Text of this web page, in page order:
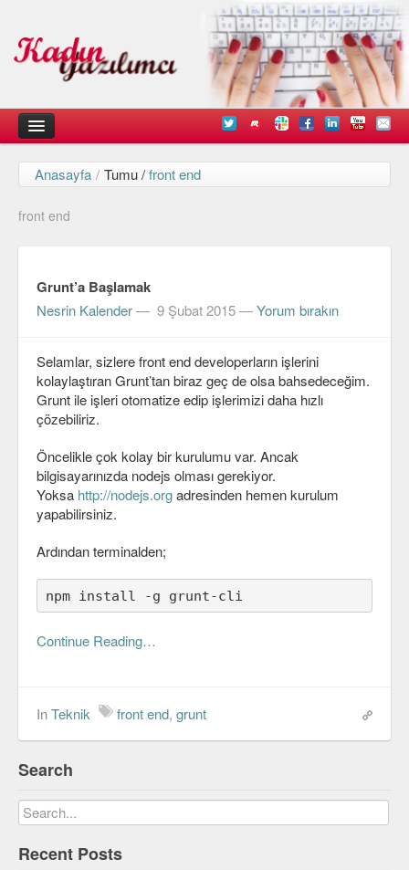
Kadın
Duyurular
Düşündüklerimiz
Arayüz Tasarımı
Diller
Java
Javascript
PHP
Python
Scala
Güvenlik
Android
Linux
Anasayfa / Tumu /front end
front end
Grunt’a Başlamak
Nesrin Kalender— 9 Şubat 2015—Yorum bırakın
Selamlar, sizlere front end developerların işlerini
kolaylaştıran Grunt’tan biraz geç de olsa bahsedeceğim.
Grunt ile işleri otomatize edip işlerimizi daha hızlı
çözebiliriz.
Öncelikle çok kolay bir kurulumu var. Ancak
bilgisayarınızda nodejs olması gerekiyor.
Yoksa http://nodejs.orgadresinden hemen kurulum
yapabilirsiniz.
Ardından terminalden;
npm install -g grunt-cli
Continue Reading…
InTeknik front end, grunt
Search
Recent Posts